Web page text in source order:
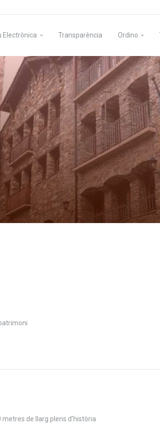
Electrònica Transparència Ordino
de llarg plens d’història